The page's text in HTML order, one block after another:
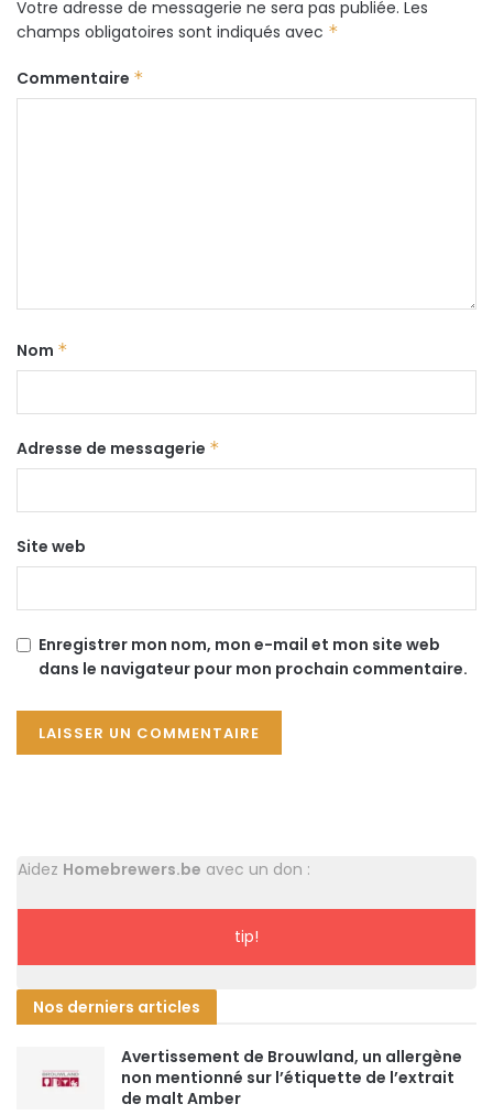
Votre adresse de messagerie ne sera pas publiée. Les
champs obligatoires sont indiqués avec *
Commentaire *
Nom *
Adresse de messagerie *
Site web
Enregistrer mon nom, mon e-mail et mon site web
dans le navigateur pour mon prochain commentaire.
Aidez Homebrewers.be avec un don :
tip!
Nos derniers articles
Avertissement de Brouwland, un allergène
non mentionné sur l’étiquette de l’extrait
de malt Amber